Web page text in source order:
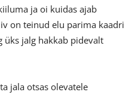
ja oi kuidas ajab
on teinud elu parima kaadri
üks jalg hakkab pidevalt
jala otsas olevatele